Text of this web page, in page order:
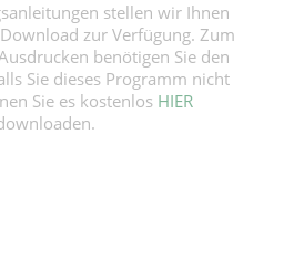
stellen wir Ihnen
zur Verfügung. Zum
benötigen Sie den
Sie dieses Programm nicht
Sie es kostenlos HIER